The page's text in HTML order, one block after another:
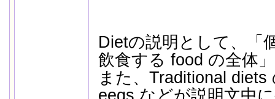
Dietの説明として、「
飲食する food の全体
また、Traditional
eegs などが説明文中